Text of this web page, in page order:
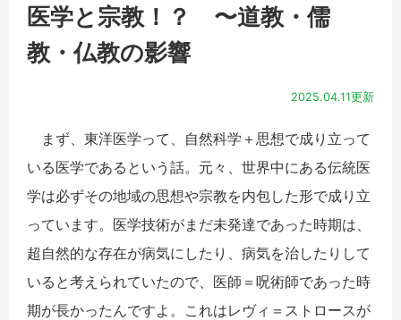
医学と宗教！？ 〜道教・儒
教・仏教の影響
2025.04.11更新
まず、東洋医学って、自然科学＋思想で成り立って
いる医学であるという話。元々、世界中にある伝統医
学は必ずその地域の思想や宗教を内包した形で成り立
っています。医学技術がまだ未発達であった時期は、
超自然的な存在が病気にしたり、病気を治したりして
いると考えられていたので、医師＝呪術師であった時
期が長かったんですよ。これはレヴィ＝ストロースが